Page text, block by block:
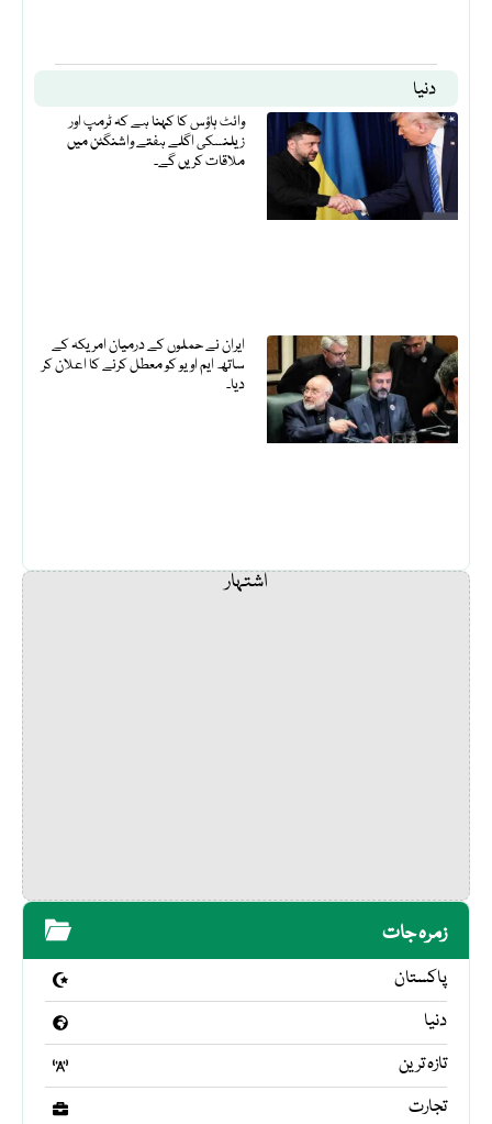
دنیا
وائٹ ہاؤس کا کہنا ہے کہ ٹرمپ اور
زیلنسکی اگلے ہفتے واشنگٹن میں
ملاقات کریں گے۔
ایران نے حملوں کے درمیان امریکہ کے
ساتھ ایم او یو کو معطل کرنے کا اعلان کر
دیا۔
اشتہار
زمرہ جات
پاکستان
دنیا
تازہ ترین
تجارت